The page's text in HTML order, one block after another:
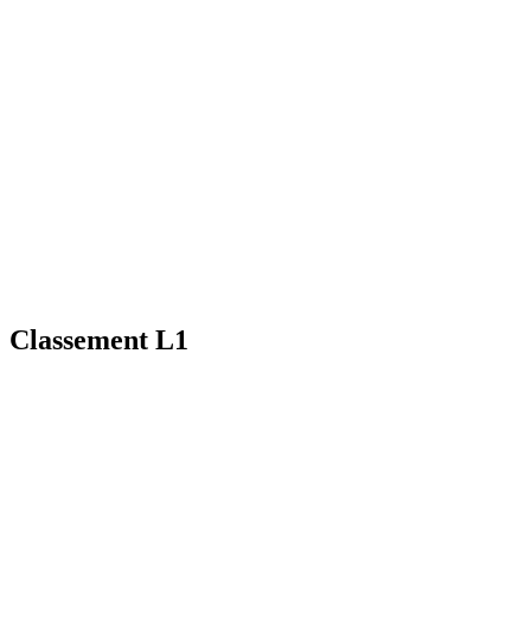
Classement L1